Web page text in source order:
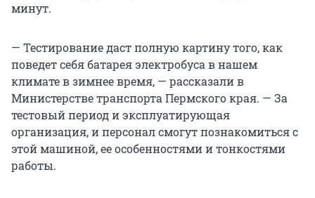
минут.
— Тестирование даст полную картину того, как
поведет себя батарея электробуса в нашем
климате в зимнее время, — рассказали в
Министерстве транспорта Пермского края. — За
тестовый период и эксплуатирующая
организация, и персонал смогут познакомиться с
этой машиной, ее особенностями и тонкостями
работы.